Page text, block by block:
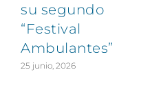
su segundo
“Festival
Ambulantes”
25 junio, 2026